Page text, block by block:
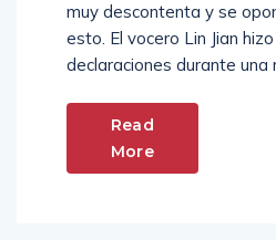
muy descontenta y se
esto. El vocero Lin Jian
declaraciones durante una
Read
More